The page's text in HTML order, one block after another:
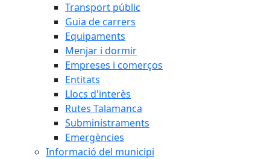
Transport públic
Guia de carrers
Equipaments
Menjar i dormir
Empreses i comerços
Entitats
Llocs d'interès
Rutes Talamanca
Subministraments
Emergències
Informació del municipi